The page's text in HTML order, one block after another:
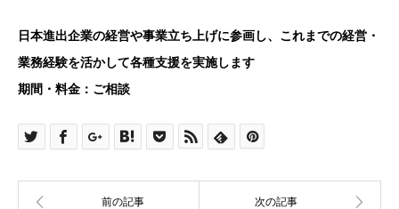
日本進出企業の経営や事業立ち上げに参画し、これまでの経営・
業務経験を活かして各種支援を実施します
期間・料金：ご相談